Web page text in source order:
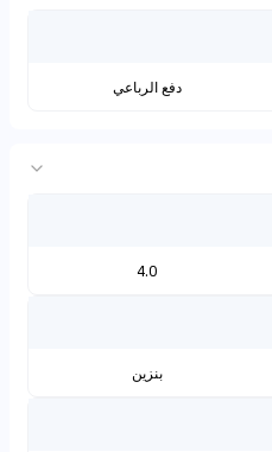
دفع الرباعي
4.0
بنزين